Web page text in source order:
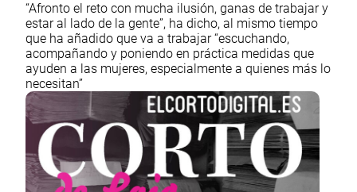
“Afronto el reto con mucha ilusión, ganas de trabajar y
estar al lado de la gente”, ha dicho, al mismo tiempo
que ha añadido que va a trabajar “escuchando,
acompañando y poniendo en práctica medidas que
ayuden a las mujeres, especialmente a quienes más lo
necesitan”